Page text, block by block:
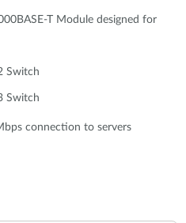
T Module designed for
Switch
Switch
connection to servers